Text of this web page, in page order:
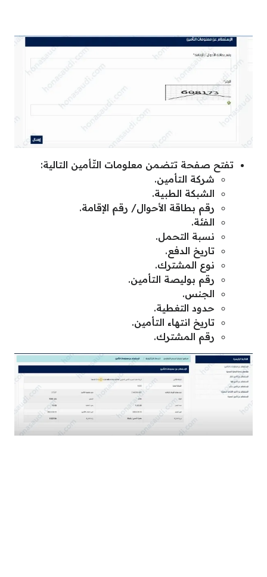
تفتح صفحة تتضمن معلومات التّأمين التالية:
شركة التأمين.
الشبكة الطبية.
رقم بطاقة الأحوال/ رقم الإقامة.
الفئة.
نسبة التحمل.
تاريخ الدفع.
نوع المشترك.
رقم بوليصة التأمين.
الجنس.
حدود التغطية.
تاريخ انتهاء التأمين.
رقم المشترك.